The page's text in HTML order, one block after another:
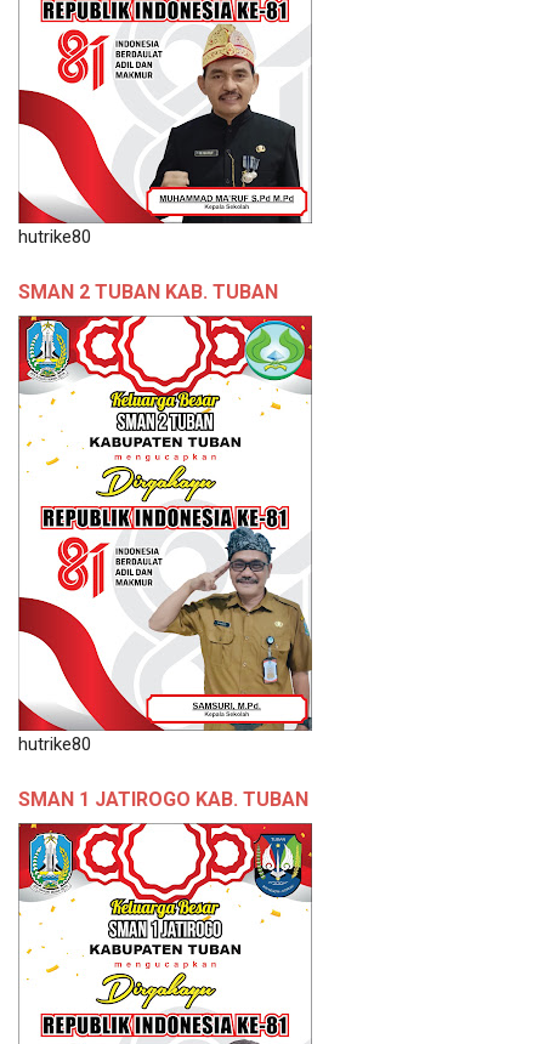
hutrike80
SMAN 2 TUBAN KAB. TUBAN
hutrike80
SMAN 1 JATIROGO KAB. TUBAN